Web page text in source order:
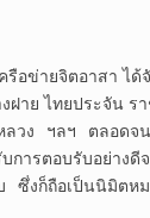
าสา ได้จัดกิจ
าย ไทยประจัน
วง ฯลฯ ตลอดจ
ารตอบรับอย่างดี
งก็ถือเป็นนิมิตห